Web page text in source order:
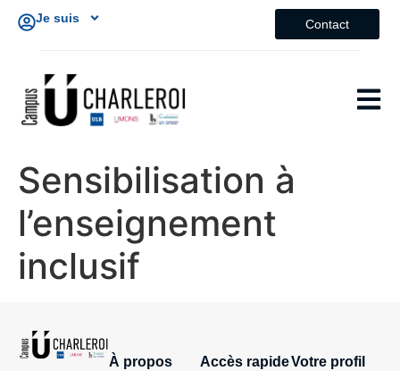
Je suis Contact
Sensibilisation à
l’enseignement
inclusif
À propos
Accès rapideVotre profil